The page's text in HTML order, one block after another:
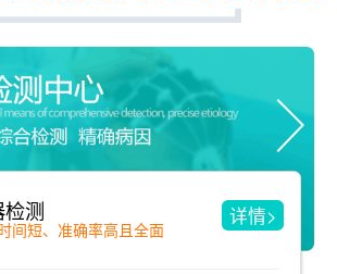
测
间短、准确率高且全面
详情>